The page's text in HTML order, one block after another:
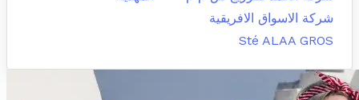
شركة الاسواق الافريقية
Sté ALAA GROS